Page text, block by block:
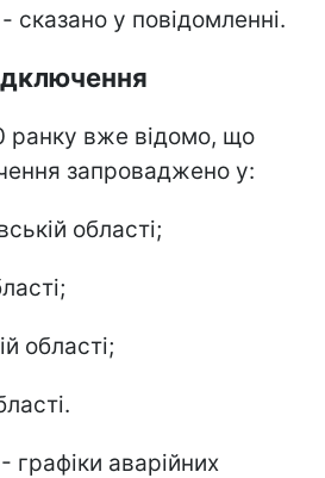
сказано у повідомленні.
ранку вже відомо, що
запроваджено у:
області;
області;
аварійних